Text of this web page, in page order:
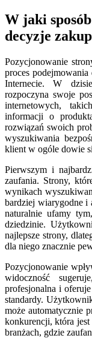
W jaki
decyzje
Pozycjonowanie
proces
Internecie. W
rozpoczyna swoje
internetowych,
informacji o
rozwiązań swoich
wyszukiwania
klient w ogóle dowie
Pierwszym i
zaufania. Strony,
wynikach
bardziej wiarygodne i
naturalnie ufamy
dziedzinie.
najlepsze strony,
dla niego znacznie
Pozycjonowanie
widoczność
profesjonalna i
standardy.
może automatycznie
konkurencji, która
branżach, gdzie